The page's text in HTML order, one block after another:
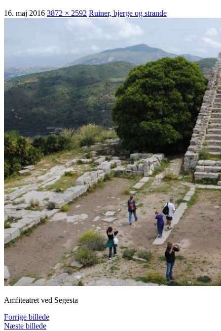
16. maj 2016 3872 × 2592 Ruiner, bjerge og strande
Amfiteatret ved Segesta
Forrige billede
Næste billede